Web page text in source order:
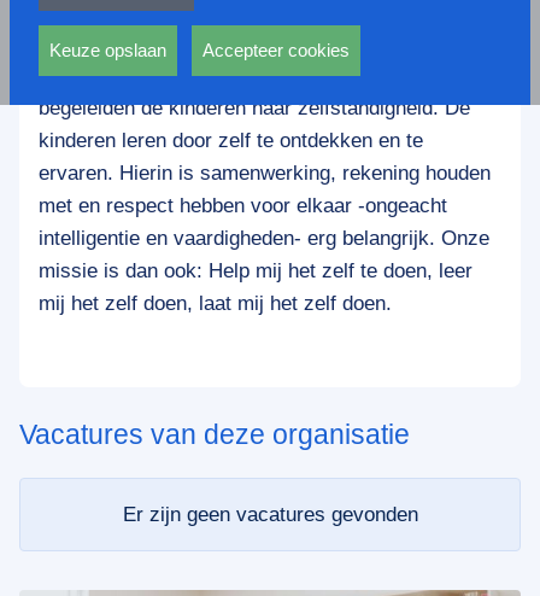
Onze school werkt volgens de uitgangspunten van
Maria Montessori. Wij gaan uit van individuele
ontwikkeling en de mogelijkheden van het kind. We
begeleiden de kinderen naar zelfstandigheid. De
kinderen leren door zelf te ontdekken en te
ervaren. Hierin is samenwerking, rekening houden
met en respect hebben voor elkaar -ongeacht
intelligentie en vaardigheden- erg belangrijk. Onze
missie is dan ook: Help mij het zelf te doen, leer
mij het zelf doen, laat mij het zelf doen.
Vacatures van deze organisatie
Er zijn geen vacatures gevonden
andere wordt voorkomen dat dezelfde advertentie
voortdurend verschijnt.
Keuze opslaan Accepteer cookies